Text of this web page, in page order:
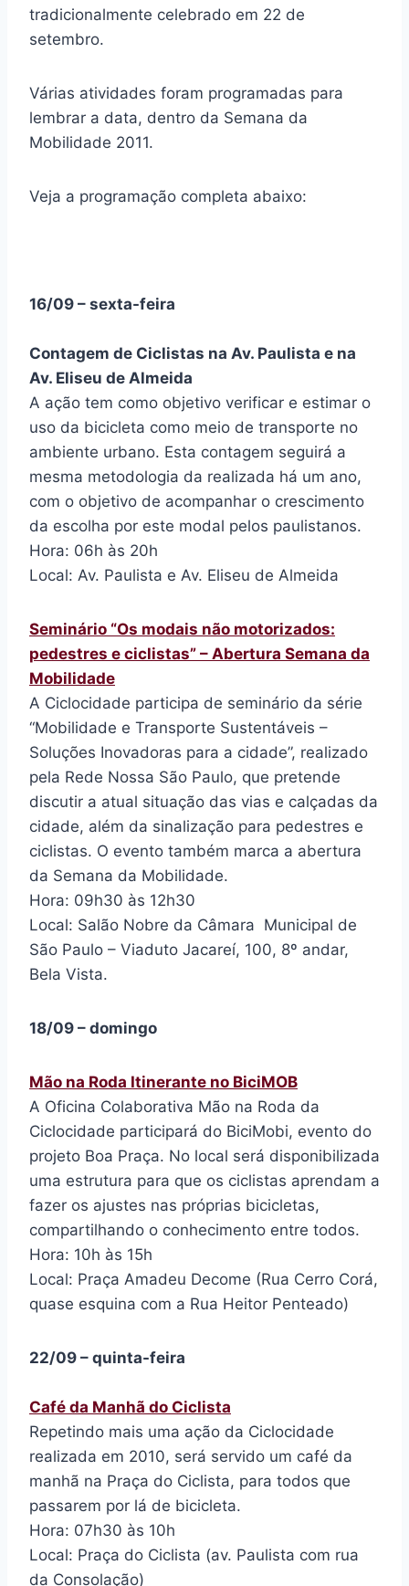
tradicionalmente celebrado em 22 de
setembro.
Várias atividades foram programadas para
lembrar a data, dentro da Semana da
Mobilidade 2011.
Veja a programação completa abaixo:
16/09 – sexta-feira
Contagem de Ciclistas na Av. Paulista e na
Av. Eliseu de Almeida
A ação tem como objetivo verificar e estimar o
uso da bicicleta como meio de transporte no
ambiente urbano. Esta contagem seguirá a
mesma metodologia da realizada há um ano,
com o objetivo de acompanhar o crescimento
da escolha por este modal pelos paulistanos.
Hora: 06h às 20h
Local: Av. Paulista e Av. Eliseu de Almeida
Seminário “Os modais não motorizados:
pedestres e ciclistas” – Abertura Semana da
Mobilidade
A Ciclocidade participa de seminário da série
“Mobilidade e Transporte Sustentáveis –
Soluções Inovadoras para a cidade”, realizado
pela Rede Nossa São Paulo, que pretende
discutir a atual situação das vias e calçadas da
cidade, além da sinalização para pedestres e
ciclistas. O evento também marca a abertura
da Semana da Mobilidade.
Hora: 09h30 às 12h30
Local: Salão Nobre da Câmara Municipal de
São Paulo – Viaduto Jacareí, 100, 8º andar,
Bela Vista.
18/09 – domingo
Mão na Roda Itinerante no BiciMOB
A Oficina Colaborativa Mão na Roda da
Ciclocidade participará do BiciMobi, evento do
projeto Boa Praça. No local será disponibilizada
uma estrutura para que os ciclistas aprendam a
fazer os ajustes nas próprias bicicletas,
compartilhando o conhecimento entre todos.
Hora: 10h às 15h
Local: Praça Amadeu Decome (Rua Cerro Corá,
quase esquina com a Rua Heitor Penteado)
22/09 – quinta-feira
Café da Manhã do Ciclista
Repetindo mais uma ação da Ciclocidade
realizada em 2010, será servido um café da
manhã na Praça do Ciclista, para todos que
passarem por lá de bicicleta.
Hora: 07h30 às 10h
Local: Praça do Ciclista (av. Paulista com rua
da Consolação)